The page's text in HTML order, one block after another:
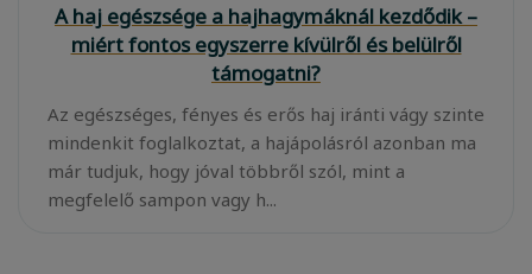
A haj egészsége a hajhagymáknál kezdődik –
miért fontos egyszerre kívülről és belülről
támogatni?
Az egészséges, fényes és erős haj iránti vágy szinte
mindenkit foglalkoztat, a hajápolásról azonban ma
már tudjuk, hogy jóval többről szól, mint a
megfelelő sampon vagy h...